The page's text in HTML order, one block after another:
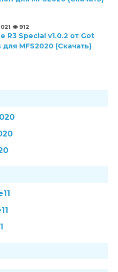
👁️ 912
R3 Special v1.0.2 от Got
для MFS2020 (Скачать)